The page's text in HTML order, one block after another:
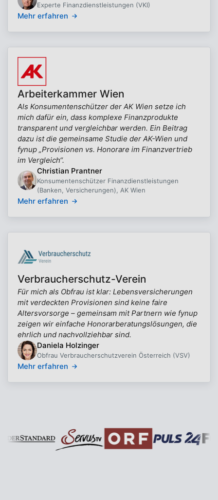
Experte Finanzdienstleistungen (VKI)
Mehr erfahren
Arbeiterkammer Wien
Als Konsumentenschützer der AK Wien setze ich
mich dafür ein, dass komplexe Finanzprodukte
transparent und vergleichbar werden. Ein Beitrag
dazu ist die gemeinsame Studie der AK-Wien und
fynup „Provisionen vs. Honorare im Finanzvertrieb
im Vergleich“.
Christian Prantner
Konsumentenschützer Finanzdienstleistungen
(Banken, Versicherungen), AK Wien
Mehr erfahren
Verbraucherschutz-Verein
Für mich als Obfrau ist klar: Lebensversicherungen
mit verdeckten Provisionen sind keine faire
Altersvorsorge – gemeinsam mit Partnern wie fynup
zeigen wir einfache Honorarberatungslösungen, die
ehrlich und nachvollziehbar sind.
Daniela Holzinger
Obfrau Verbraucherschutzverein Österreich (VSV)
Mehr erfahren